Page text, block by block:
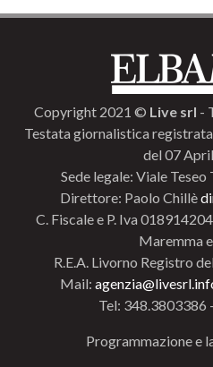
Copyright 2021 © Live srl -
Testata giornalistica
del 07
Sede legale: Viale
Direttore: Paolo Chillè
C. Fiscale e P. Iva
Maremma
R.E.A. Livorno Registro
Mail:
Tel: 348.3803386
Programmazione e